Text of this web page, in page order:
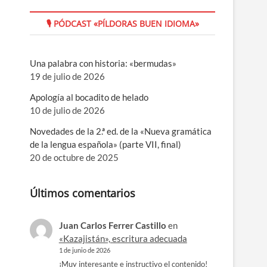
🎙 PÓDCAST «PÍLDORAS BUEN IDIOMA»
Una palabra con historia: «bermudas»
19 de julio de 2026
Apología al bocadito de helado
10 de julio de 2026
Novedades de la 2.ª ed. de la «Nueva gramática
de la lengua española» (parte VII, final)
20 de octubre de 2025
Últimos comentarios
Juan Carlos Ferrer Castillo en
«Kazajistán», escritura adecuada
1 de junio de 2026
¡Muy interesante e instructivo el contenido!